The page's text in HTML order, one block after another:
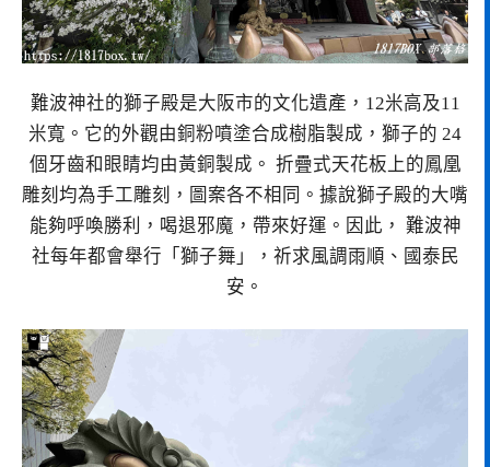
難波神社的獅子殿是大阪市的文化遺產，12米高及11
米寬。它的外觀由銅粉噴塗合成樹脂製成，獅子的 24
個牙齒和眼睛均由黃銅製成。 折疊式天花板上的鳳凰
雕刻均為手工雕刻，圖案各不相同。據說獅子殿的大嘴
能夠呼喚勝利，喝退邪魔，帶來好運。因此， 難波神
社每年都會舉行「獅子舞」，祈求風調雨順、國泰民
安。